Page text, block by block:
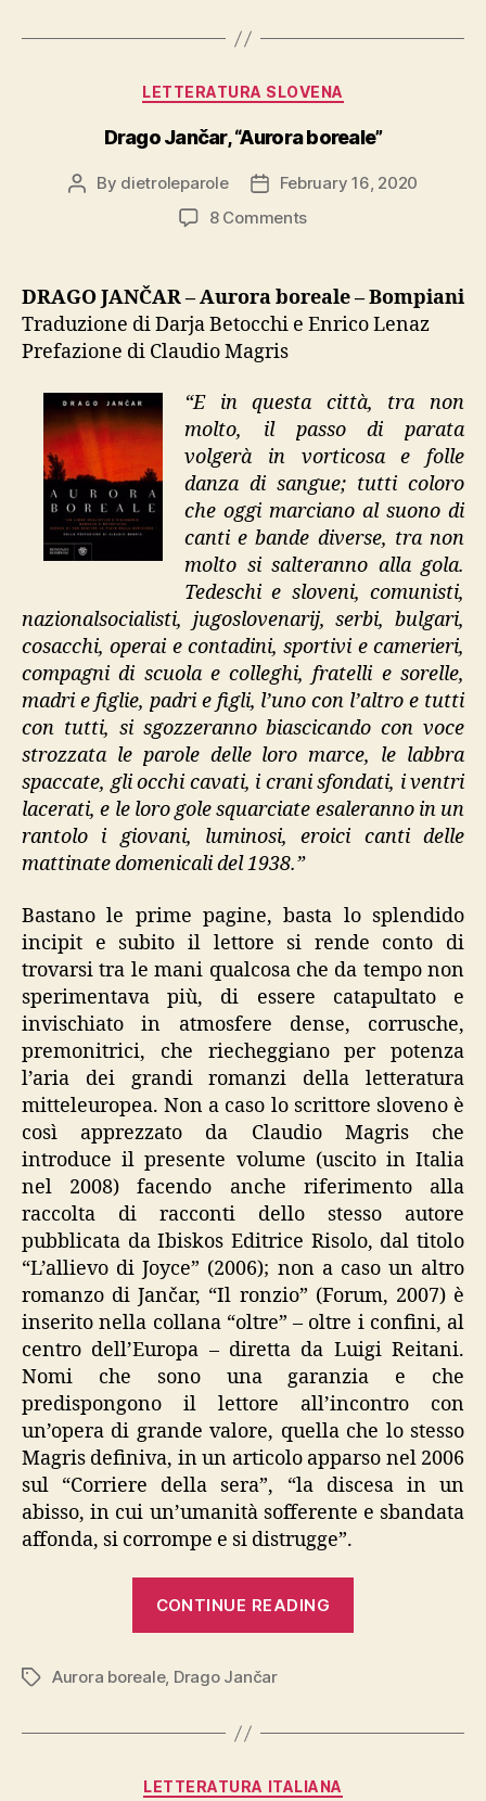
–
viaggio
orme
Categories
LETTERATURA SLOVENA
Drago Jančar, “Aurora boreale”
Post
By dietroleparole
PostFebruary 16, 2020
8 Commentson
“Aurora
boreale”
DRAGO JANČAR – Aurora boreale – Bompiani
Traduzione di Darja Betocchi e Enrico Lenaz
Prefazione di Claudio Magris
“E in questa città, tra non
molto, il passo di parata
volgerà in vorticosa e folle
danza di sangue; tutti coloro
che oggi marciano al suono di
canti e bande diverse, tra non
molto si salteranno alla gola.
Tedeschi e sloveni, comunisti,
nazionalsocialisti, jugoslovenarij, serbi, bulgari,
cosacchi, operai e contadini, sportivi e camerieri,
compagni di scuola e colleghi, fratelli e sorelle,
madri e figlie, padri e figli, l’uno con l’altro e tutti
con tutti, si sgozzeranno biascicando con voce
strozzata le parole delle loro marce, le labbra
spaccate, gli occhi cavati, i crani sfondati, i ventri
lacerati, e le loro gole squarciate esaleranno in un
rantolo i giovani, luminosi, eroici canti delle
mattinate domenicali del 1938.”
Bastano le prime pagine, basta lo splendido
incipit e subito il lettore si rende conto di
trovarsi tra le mani qualcosa che da tempo non
sperimentava più, di essere catapultato e
invischiato in atmosfere dense, corrusche,
premonitrici, che riecheggiano per potenza
l’aria dei grandi romanzi della letteratura
mitteleuropea. Non a caso lo scrittore sloveno è
così apprezzato da Claudio Magris che
introduce il presente volume (uscito in Italia
nel 2008) facendo anche riferimento alla
raccolta di racconti dello stesso autore
pubblicata da Ibiskos Editrice Risolo, dal titolo
“L’allievo di Joyce” (2006); non a caso un altro
romanzo di Jančar, “Il ronzio” (Forum, 2007) è
inserito nella collana “oltre” – oltre i confini, al
centro dell’Europa – diretta da Luigi Reitani.
Nomi che sono una garanzia e che
predispongono il lettore all’incontro con
un’opera di grande valore, quella che lo stesso
Magris definiva, in un articolo apparso nel 2006
sul “Corriere della sera”, “la discesa in un
abisso, in cui un’umanità sofferente e sbandata
affonda, si corrompe e si distrugge”.
CONTINUE READING
TagsAurora boreale, Drago Jančar
Categories
LETTERATURA ITALIANA